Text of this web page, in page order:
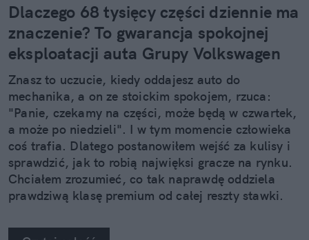
Dlaczego 68 tysięcy części dziennie ma
znaczenie? To gwarancja spokojnej
eksploatacji auta Grupy Volkswagen
Znasz to uczucie, kiedy oddajesz auto do
mechanika, a on ze stoickim spokojem, rzuca:
"Panie, czekamy na części, może będą w czwartek,
a może po niedzieli". I w tym momencie człowieka
coś trafia. Dlatego postanowiłem wejść za kulisy i
sprawdzić, jak to robią najwięksi gracze na rynku.
Chciałem zrozumieć, co tak naprawdę oddziela
prawdziwą klasę premium od całej reszty stawki.
się za głowę.